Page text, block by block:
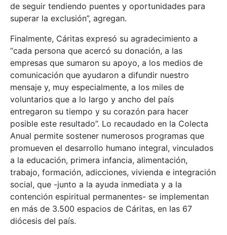
de seguir tendiendo puentes y oportunidades para
superar la exclusión”, agregan.
Finalmente, Cáritas expresó su agradecimiento a
“cada persona que acercó su donación, a las
empresas que sumaron su apoyo, a los medios de
comunicación que ayudaron a difundir nuestro
mensaje y, muy especialmente, a los miles de
voluntarios que a lo largo y ancho del país
entregaron su tiempo y su corazón para hacer
posible este resultado”. Lo recaudado en la Colecta
Anual permite sostener numerosos programas que
promueven el desarrollo humano integral, vinculados
a la educación, primera infancia, alimentación,
trabajo, formación, adicciones, vivienda e integración
social, que -junto a la ayuda inmediata y a la
contención espiritual permanentes- se implementan
en más de 3.500 espacios de Cáritas, en las 67
diócesis del país.